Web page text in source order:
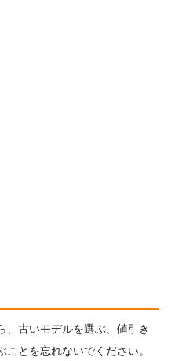
、古いモデルを選ぶ、値引き
とを忘れないでください。